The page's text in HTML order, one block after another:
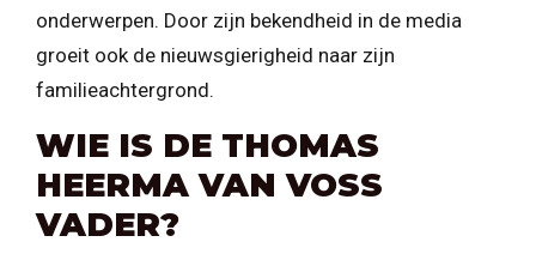
onderwerpen. Door zijn bekendheid in de media
groeit ook de nieuwsgierigheid naar zijn
familieachtergrond.
WIE IS DE THOMAS
HEERMA VAN VOSS
VADER?